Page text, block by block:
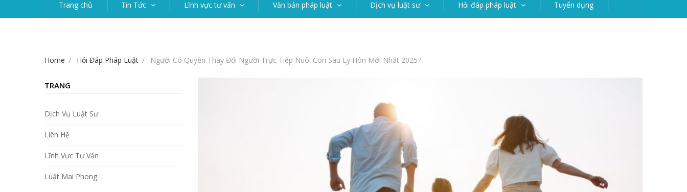
Trang chủ Tin Tức Lĩnh vực tư vấn Văn bản pháp luật Dịch vụ luật sư Hỏi đáp pháp luật Tuyển dụng
Home Hỏi Đáp Pháp Luật Người Có Quyền Thay Đổi Người Trực Tiếp Nuôi Con Sau Ly Hôn Mới Nhất 2025?
TRANG
Dịch Vụ Luật Sư
Liên Hệ
Lĩnh Vực Tư Vấn
Luật Mai Phong